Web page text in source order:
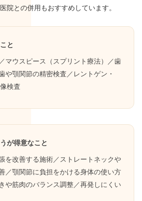
院との併用もおすすめしています。
と
マウスピース（スプリント療法）／歯
や顎関節の精密検査／レントゲン・
検査
が得意なこと
を改善する施術／ストレートネックや
／顎関節に負担をかける身体の使い方
や筋肉のバランス調整／再発しにくい